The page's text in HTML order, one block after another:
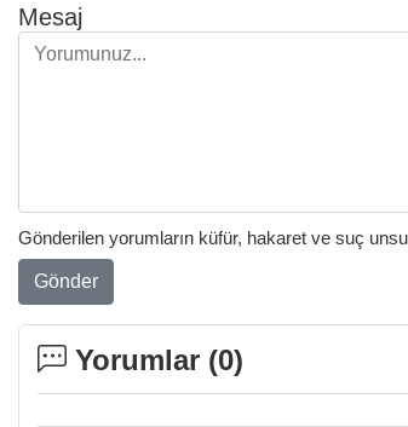
Mesaj
Gönderilen yorumların küfür, hakaret ve suç
Gönder
Yorumlar (0)